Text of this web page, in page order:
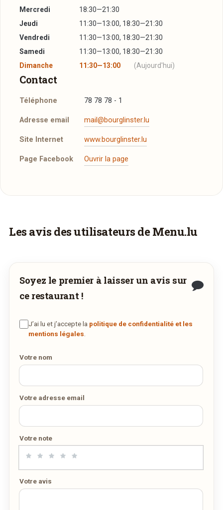
Mercredi
18:30—21:30
Jeudi
11:30—13:00, 18:30—21:30
Vendredi
11:30—13:00, 18:30—21:30
Samedi
11:30—13:00, 18:30—21:30
Dimanche
11:30—13:00 (Aujourd'hui)
Contact
Téléphone 78 78 78 - 1
Adresse email mail@bourglinster.lu
Site Internet www.bourglinster.lu
Page Facebook Ouvrir la page
Vous aimeriez être livré ?
Demandez-lui de rejoindre
commander et être livré chez vous !
DÉCOUVRIR LA LIVRAISON
Les avis des utilisateurs de Menu.lu
Soyez le premier à laisser un avis sur
ce restaurant !
J’ai lu et j’accepte la politique de confidentialité et les
mentions légales
Votre nom
Votre adresse email
Votre note
Votre avis